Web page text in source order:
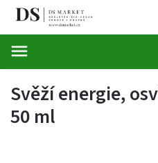
Svěží energie,
50 ml